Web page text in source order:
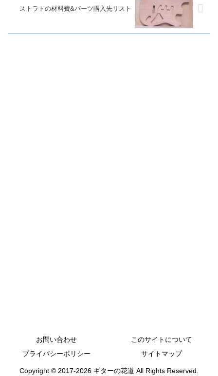
ストラトの材料費&パーツ購入先リスト
お問い合わせ
このサイトについて
プライバシーポリシー
サイトマップ
Copyright © 2017-2026 ギターの花道 All Rights Reserved.